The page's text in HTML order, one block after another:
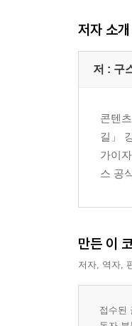
저자 소개
저 : 구
콘텐
길」
가이
스 공
만든 이
저자, 역자,
접수된